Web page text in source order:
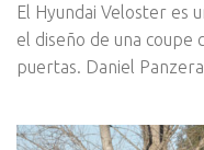
El Hyundai Veloster es
el diseño de una coupe
puertas. Daniel